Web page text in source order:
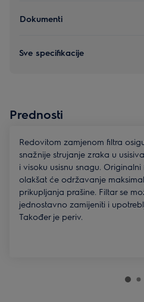
Dokumenti
Sve specifikacije
Prednosti
Redovitom zamjenom filtra
snažnije strujanje zraka u
i visoku usisnu snagu. Originalni
olakšat će održavanje
prikupljanja prašine. Filtar se
jednostavno zamijeniti i
Također je periv.